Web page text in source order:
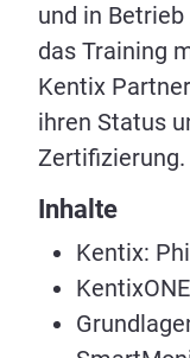
und in
das Training
Kentix
ihren Status
Zertifizierung.
Inhalte
Kentix: